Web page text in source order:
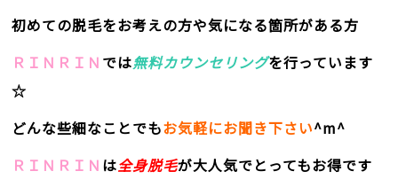
初めての脱毛をお考えの方や気になる箇所がある方
ＲＩＮＲＩＮ では無料カウンセリングを行っています
☆
どんな些細なことでもお気軽にお聞き下さい^m^
ＲＩＮＲＩＮ は全身脱毛が大人気でとってもお得です